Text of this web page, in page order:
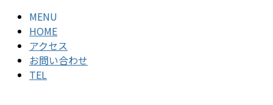
MENU
HOME
アクセス
お問い合わせ
TEL